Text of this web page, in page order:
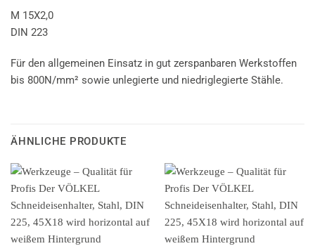
M 15X2,0
DIN 223
Für den allgemeinen Einsatz in gut zerspanbaren Werkstoffen
bis 800N/mm² sowie unlegierte und niedriglegierte Stähle.
ÄHNLICHE PRODUKTE